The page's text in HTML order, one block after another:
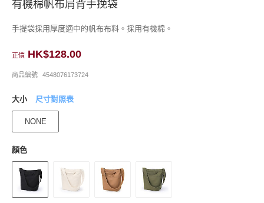
有機棉帆布肩背手挽袋
手提袋採用厚度適中的帆布布料。採用有機棉。
正價 HK$128.00
商品編號 4548076173724
大小 尺寸對照表
NONE
顏色